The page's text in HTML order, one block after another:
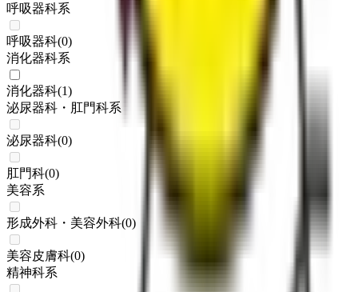
呼吸器科系
呼吸器科(0)
消化器科系
消化器科(1)
泌尿器科・肛門科系
泌尿器科(0)
肛門科(0)
美容系
形成外科・美容外科(0)
美容皮膚科(0)
精神科系